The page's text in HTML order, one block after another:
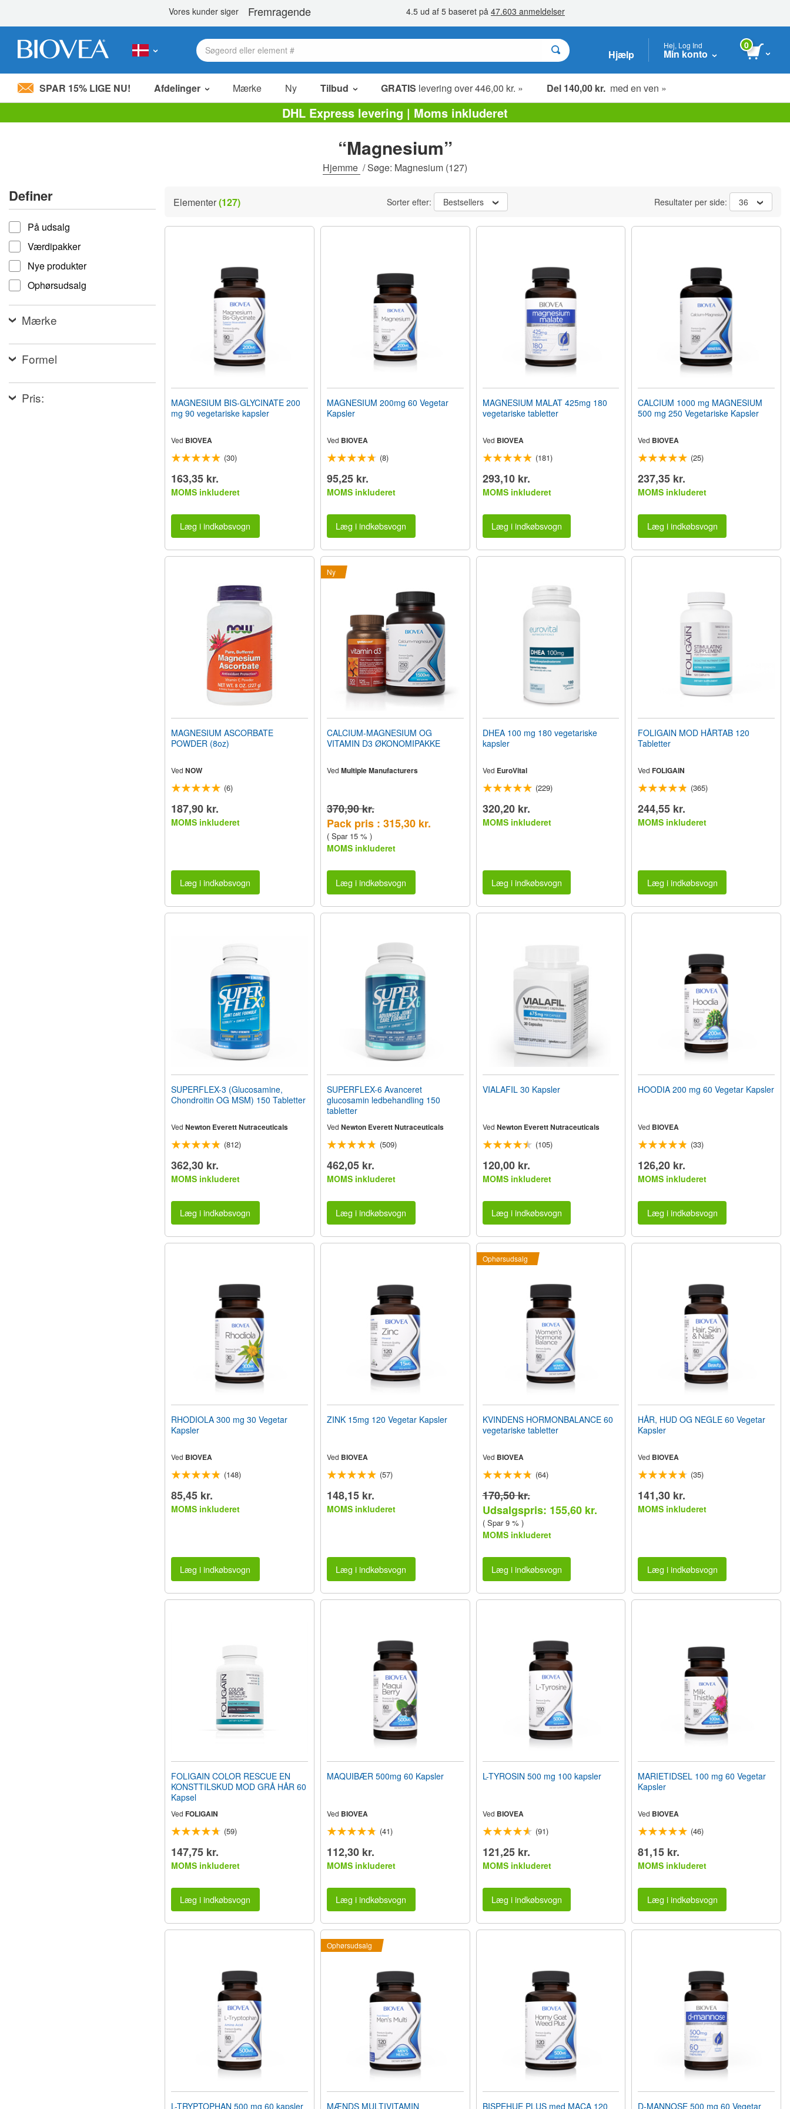
Bemærk:
Control-
F11
for
justere
hjemmesiden
synshandicappede,
der
bruger
skærmlæser;
på
Control-
åbne
Hjælp
Hej, Log Ind
Min konto
0
SPAR 15% LIGE NU! Afdelinger Mærke Ny Tilbud GRATIS levering over 446,00 kr. » Del 140,00 kr. med en ven »
Salg poster
Værdipakker
Ophørsudsalg
DHL Express levering | Moms inkluderet
“Magnesium”
Hjemme /Søge: Magnesium (127)
Definer
Definer
På udsalg
Værdipakker
Nye produkter
Ophørsudsalg
Mærke
Formel
Pris:
Elementer(127) Sorter efter: Bestsellers Resultater per side: 36
MAGNESIUM BIS-GLYCINATE 200
mg 90 vegetariske kapsler
Ved BIOVEA
(30)
163,35 kr.
MOMS inkluderet
Læg i indkøbsvogn
MAGNESIUM 200mg 60 Vegetar
Kapsler
Ved BIOVEA
(8)
95,25 kr.
MOMS inkluderet
Læg i indkøbsvogn
MAGNESIUM MALAT 425mg 180
vegetariske tabletter
Ved BIOVEA
(181)
293,10 kr.
MOMS inkluderet
Læg i indkøbsvogn
CALCIUM 1000 mg MAGNESIUM
500 mg 250 Vegetariske Kapsler
Ved BIOVEA
(25)
237,35 kr.
MOMS inkluderet
Læg i indkøbsvogn
MAGNESIUM ASCORBATE
POWDER (8oz)
Ved NOW
(6)
187,90 kr.
MOMS inkluderet
Læg i indkøbsvogn
Ny
CALCIUM-MAGNESIUM OG
VITAMIN D3 ØKONOMIPAKKE
Ved Multiple Manufacturers
370,90 kr.
Pack pris : 315,30 kr.
( Spar 15 % )
MOMS inkluderet
Læg i indkøbsvogn
DHEA 100 mg 180 vegetariske
kapsler
Ved EuroVital
(229)
320,20 kr.
MOMS inkluderet
Læg i indkøbsvogn
FOLIGAIN MOD HÅRTAB 120
Tabletter
Ved FOLIGAIN
(365)
244,55 kr.
MOMS inkluderet
Læg i indkøbsvogn
SUPERFLEX-3 (Glucosamine,
Chondroitin OG MSM) 150 Tabletter
Ved Newton Everett Nutraceuticals
(812)
362,30 kr.
MOMS inkluderet
Læg i indkøbsvogn
SUPERFLEX-6 Avanceret
glucosamin ledbehandling 150
tabletter
Ved Newton Everett Nutraceuticals
(509)
462,05 kr.
MOMS inkluderet
Læg i indkøbsvogn
VIALAFIL 30 Kapsler
Ved Newton Everett Nutraceuticals
(105)
120,00 kr.
MOMS inkluderet
Læg i indkøbsvogn
HOODIA 200 mg 60 Vegetar Kapsler
Ved BIOVEA
(33)
126,20 kr.
MOMS inkluderet
Læg i indkøbsvogn
RHODIOLA 300 mg 30 Vegetar
Kapsler
Ved BIOVEA
(148)
85,45 kr.
MOMS inkluderet
Læg i indkøbsvogn
ZINK 15mg 120 Vegetar Kapsler
Ved BIOVEA
(57)
148,15 kr.
MOMS inkluderet
Læg i indkøbsvogn
Ophørsudsalg
KVINDENS HORMONBALANCE 60
vegetariske tabletter
Ved BIOVEA
(64)
170,50 kr.
Udsalgspris: 155,60 kr.
( Spar 9 % )
MOMS inkluderet
Læg i indkøbsvogn
HÅR, HUD OG NEGLE 60 Vegetar
Kapsler
Ved BIOVEA
(35)
141,30 kr.
MOMS inkluderet
Læg i indkøbsvogn
FOLIGAIN COLOR RESCUE EN
KONSTTILSKUD MOD GRÅ HÅR 60
Kapsel
Ved FOLIGAIN
(59)
147,75 kr.
MOMS inkluderet
Læg i indkøbsvogn
MAQUIBÆR 500mg 60 Kapsler
Ved BIOVEA
(41)
112,30 kr.
MOMS inkluderet
Læg i indkøbsvogn
L-TYROSIN 500 mg 100 kapsler
Ved BIOVEA
(91)
121,25 kr.
MOMS inkluderet
Læg i indkøbsvogn
MARIETIDSEL 100 mg 60 Vegetar
Kapsler
Ved BIOVEA
(46)
81,15 kr.
MOMS inkluderet
Læg i indkøbsvogn
L-TRYPTOPHAN 500 mg 60 kapsler
Ophørsudsalg
MÆNDS MULTIVITAMIN BISPEHUE PLUS med MACA 120 D-MANNOSE 500 mg 60 Vegetar